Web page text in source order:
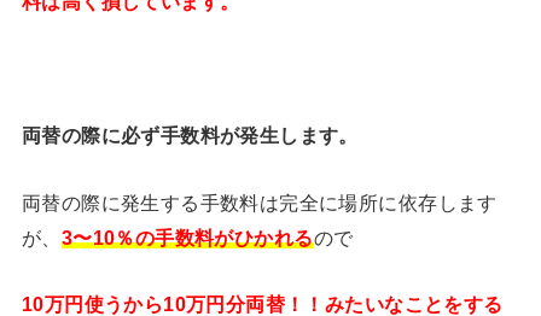
両替の際に必ず手数料が発生します。
両替の際に発生する手数料は完全に場所に依存します
が、 3〜10％の手数料がひかれるので
10万円使うから10万円分両替！！みたいなことをする